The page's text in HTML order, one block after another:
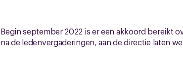
Begin september 2022 is er een akkoord bereikt
na de ledenvergaderingen, aan de directie laten